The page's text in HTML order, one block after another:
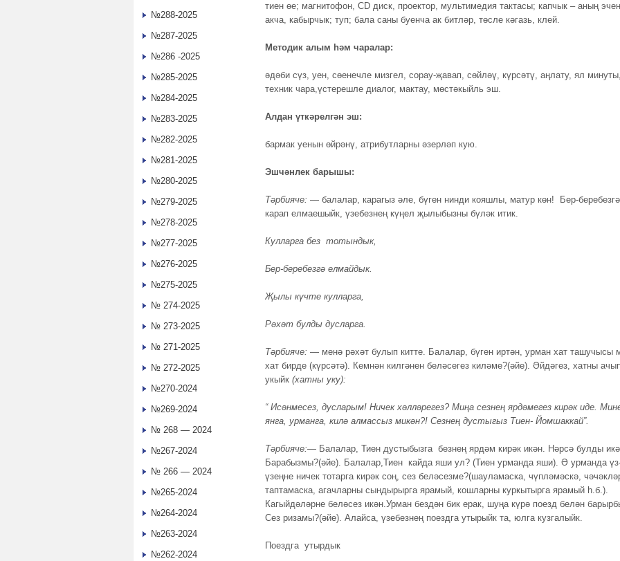
тиен өе; магнитофон, СD диск, проектор, мультимедия тактасы; капчык – аның
акча, кабырчык; туп; бала саны буенча ак битләр, төсле кәгазь, клей.
Методик алым һәм чаралар:
әдәби сүз, уен, сөенечле мизгел, сорау-җавап, сөйләү, күрсәтү, аңлату, ял
техник чара,үстерешле диалог, мактау, мөстәкыйль эш.
Алдан үткәрелгән эш:
бармак уенын өйрәнү, атрибутларны әзерләп кую.
Эшчәнлек барышы:
Тәрбияче: — балалар, карагыз әле, бүген нинди кояшлы, матур көн! Бер-беребезгә
карап елмаешыйк, үзебезнең күңел җылыбызны бүләк итик.
Кулларга без тотындык,
Бер-беребезгә елмайдык.
Җылы күчте кулларга,
Рәхәт булды дусларга.
Тәрбияче: — менә рәхәт булып китте. Балалар, бүген иртән, урман хат ташучысы
хат бирде (күрсәтә). Кемнән килгәнен беләсегез киләме?(әйе). Әйдәгез, хатны
укыйк (хатны уку):
“ Исәнмесез, дусларым! Ничек хәлләрегез? Миңа сезнең ярдәмегез кирәк иде.
янга, урманга, килә алмассыз микән?! Сезнең дустыгыз Тиен- Йомшаккай”.
Тәрбияче:— Балалар, Тиен дустыбызга безнең ярдәм кирәк икән. Нәрсә булды
Барабызмы?(әйе). Балалар,Тиен кайда яши ул? (Тиен урманда яши). Ә урманда
үзеңне ничек тотарга кирәк соң, сез беләсезме?(шауламаска, чүпләмәскә,
таптамаска, агачларны сындырырга ярамый, кошларны куркытырга ярамый һ.б.).
Кагыйдәләрне беләсез икән.Урман бездән бик ерак, шуңа күрә поезд белән
Сез ризамы?(әйе). Алайса, үзебезнең поездга утырыйк та, юлга кузгалыйк.
Поездга утырдык
№288-2025
№287-2025
№286 -2025
№285-2025
№284-2025
№283-2025
№282-2025
№281-2025
№280-2025
№279-2025
№278-2025
№277-2025
№276-2025
№275-2025
№ 274-2025
№ 273-2025
№ 271-2025
№ 272-2025
№270-2024
№269-2024
№ 268 — 2024
№267-2024
№ 266 — 2024
№265-2024
№264-2024
№263-2024
№262-2024